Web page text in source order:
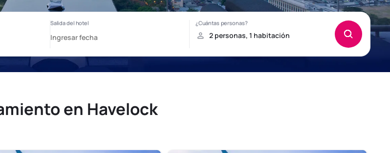
en Havelock